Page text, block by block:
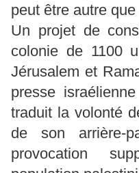
peut être autre
Un projet de
colonie de 1100
Jérusalem et
presse
traduit la volonté
de son arrière-
provocation